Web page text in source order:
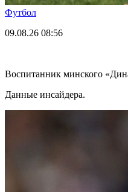
Футбол
09.08.26 08:56
Воспитанник минского
Данные инсайдера.